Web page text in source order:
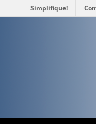
Simplifique!